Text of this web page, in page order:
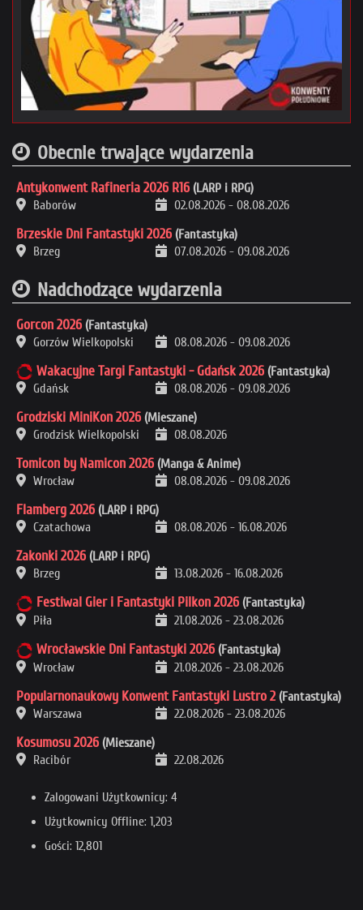
Obecnie trwające wydarzenia
Antykonwent Rafineria 2026 R16 (LARP i RPG)
Baborów
02.08.2026 - 08.08.2026
Brzeskie Dni Fantastyki 2026 (Fantastyka)
Brzeg
07.08.2026 - 09.08.2026
Nadchodzące wydarzenia
Gorcon 2026 (Fantastyka)
Gorzów Wielkopolski
08.08.2026 - 09.08.2026
Wakacyjne Targi Fantastyki - Gdańsk 2026 (Fantastyka)
Gdańsk
08.08.2026 - 09.08.2026
Grodziski MiniKon 2026 (Mieszane)
Grodzisk Wielkopolski
08.08.2026
Tomicon by Namicon 2026 (Manga & Anime)
Wrocław
08.08.2026 - 09.08.2026
Flamberg 2026 (LARP i RPG)
Czatachowa
08.08.2026 - 16.08.2026
Zakonki 2026 (LARP i RPG)
Brzeg
13.08.2026 - 16.08.2026
Festiwal Gier i Fantastyki Pilkon 2026 (Fantastyka)
Piła
21.08.2026 - 23.08.2026
Wrocławskie Dni Fantastyki 2026 (Fantastyka)
Wrocław
21.08.2026 - 23.08.2026
Popularnonaukowy Konwent Fantastyki Lustro 2 (Fantastyka)
Warszawa
22.08.2026 - 23.08.2026
Kosumosu 2026 (Mieszane)
Racibór
22.08.2026
Zalogowani Użytkownicy: 4
Użytkownicy Offline: 1,203
Gości: 12,801